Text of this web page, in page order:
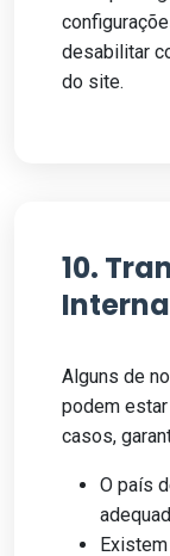
desabilitar
do site.
10.
Alguns de
podem
casos,
O país